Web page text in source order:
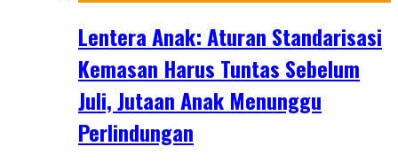
Lentera Anak: Aturan Standarisasi
Kemasan Harus Tuntas Sebelum
Juli, Jutaan Anak Menunggu
Perlindungan